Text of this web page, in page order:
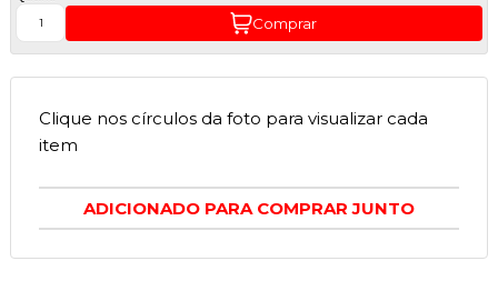
Comprar
Clique nos círculos da foto para visualizar cada
item
ADICIONADO PARA COMPRAR JUNTO